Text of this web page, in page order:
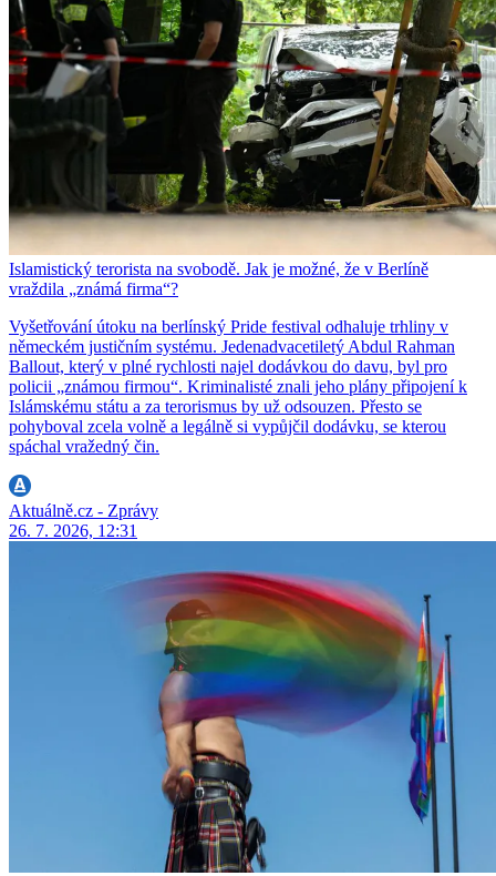
Islamistický terorista na svobodě. Jak je možné, že v Berlíně
vraždila „známá firma“?
Vyšetřování útoku na berlínský Pride festival odhaluje trhliny v
německém justičním systému. Jedenadvacetiletý Abdul Rahman
Ballout, který v plné rychlosti najel dodávkou do davu, byl pro
policii „známou firmou“. Kriminalisté znali jeho plány připojení k
Islámskému státu a za terorismus by už odsouzen. Přesto se
pohyboval zcela volně a legálně si vypůjčil dodávku, se kterou
spáchal vražedný čin.
Aktuálně.cz - Zprávy
26. 7. 2026, 12:31